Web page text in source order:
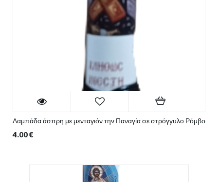
Λαμπάδα άσπρη με μενταγιόν την Παναγία σε στρόγγυλο Ρόμβο
4.00€